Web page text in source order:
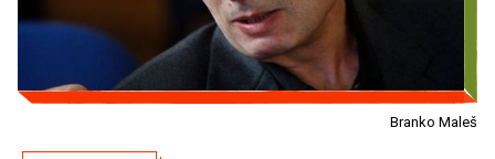
Branko Maleš